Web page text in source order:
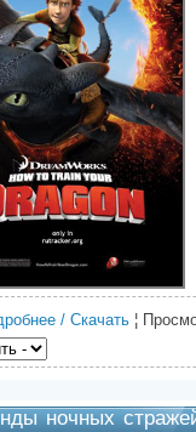
/ Скачать ¦
ночных